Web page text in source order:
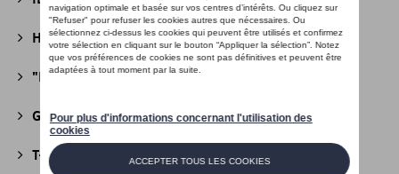
Héritage Collection(13)
"R" Collection(19)
Golf Collection(24)
T-Roc Collection(18)